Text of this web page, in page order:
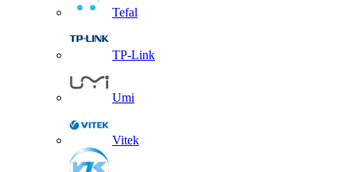
Tefal
TP-Link
Umi
Vitek